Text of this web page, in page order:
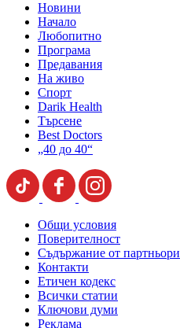
Новини
Начало
Любопитно
Програма
Предавания
На живо
Спорт
Darik Health
Търсене
Best Doctors
„40 до 40“
Общи условия
Поверителност
Съдържание от партньори
Контакти
Етичен кодекс
Всички статии
Ключови думи
Реклама